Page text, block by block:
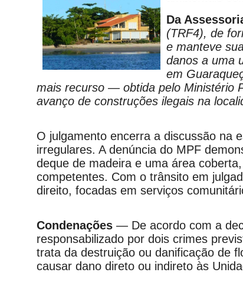
Da
(TRF4), de
e manteve
danos a uma
em
mais recurso — obtida pelo Ministério
avanço de construções ilegais na
O julgamento encerra a discussão na
irregulares. A denúncia do MPF
deque de madeira e uma área
competentes. Com o trânsito em
direito, focadas em serviços
Condenações — De acordo com a
responsabilizado por dois crimes
trata da destruição ou danificação de
causar dano direto ou indireto às